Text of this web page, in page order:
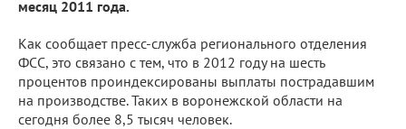
месяц 2011 года.
Как сообщает пресс-служба регионального отделения
ФСС, это связано с тем, что в 2012 году на шесть
процентов проиндексированы выплаты пострадавшим
на производстве. Таких в воронежской области на
сегодня более 8,5 тысяч человек.